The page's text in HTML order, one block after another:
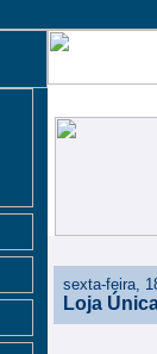
sexta-feira,
Loja